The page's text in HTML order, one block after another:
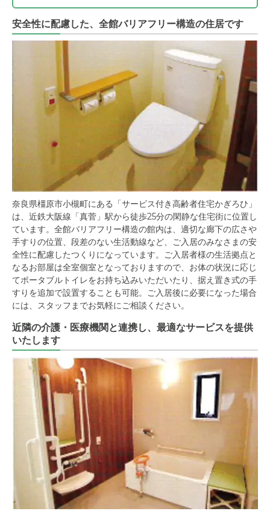
安全性に配慮した、全館バリアフリー構造の住居です
奈良県橿原市小槻町にある「サービス付き高齢者住宅かぎろひ」
は、近鉄大阪線「真菅」駅から徒歩25分の閑静な住宅街に位置し
ています。全館バリアフリー構造の館内は、適切な廊下の広さや
手すりの位置、段差のない生活動線など、ご入居のみなさまの安
全性に配慮したつくりになっています。ご入居者様の生活拠点と
なるお部屋は全室個室となっておりますので、お体の状況に応じ
てポータブルトイレをお持ち込みいただいたり、据え置き式の手
すりを追加で設置することも可能。ご入居後に必要になった場合
には、スタッフまでお気軽にご相談ください。
近隣の介護・医療機関と連携し、最適なサービスを提供
いたします